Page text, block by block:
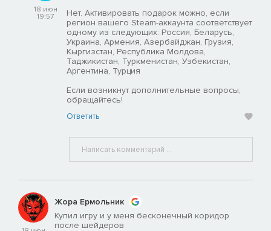
18 июн
19:57
Нет. Активировать подарок можно, если
регион вашего Steam-аккаунта соответствует
одному из следующих: Россия, Беларусь,
Украина, Армения, Азербайджан, Грузия,
Кыргизстан, Республика Молдова,
Таджикистан, Туркменистан, Узбекистан,
Аргентина, Турция
Если возникнут дополнительные вопросы,
обращайтесь!
Ответить
Жора Ермольник
Купил игру и у меня бесконечный коридор
после шейдеров